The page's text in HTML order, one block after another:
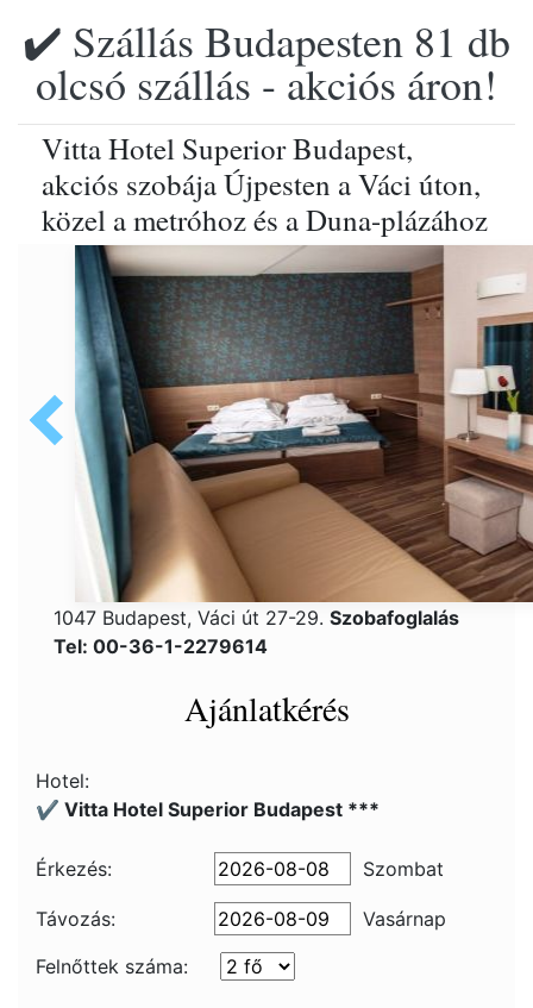
✔️ Szállás Budapesten 81 db
olcsó szállás - akciós áron!
Vitta Hotel Superior Budapest,
akciós szobája Újpesten a Váci úton,
közel a metróhoz és a Duna-plázához
1047 Budapest, Váci út 27-29. Szobafoglalás
Tel: 00-36-1-2279614
Ajánlatkérés
Hotel:
✔️ Vitta Hotel Superior Budapest ***
Érkezés: Szombat
Távozás:
Vasárnap
Felnőttek száma: